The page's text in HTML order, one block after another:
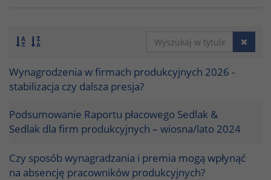
Wynagrodzenia w firmach produkcyjnych 2026 -
stabilizacja czy dalsza presja?
Podsumowanie Raportu płacowego Sedlak &
Sedlak dla firm produkcyjnych – wiosna/lato 2024
Czy sposób wynagradzania i premia mogą wpłynąć
na absencję pracowników produkcyjnych?